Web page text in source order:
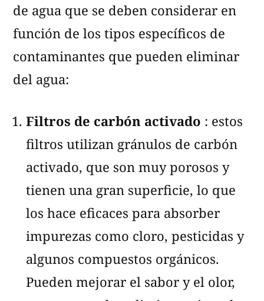
de agua que se deben considerar en
función de los tipos específicos de
contaminantes que pueden eliminar
del agua:
Filtros de carbón activado : estos
filtros utilizan gránulos de carbón
activado, que son muy porosos y
tienen una gran superficie, lo que
los hace eficaces para absorber
impurezas como cloro, pesticidas y
algunos compuestos orgánicos.
Pueden mejorar el sabor y el olor,